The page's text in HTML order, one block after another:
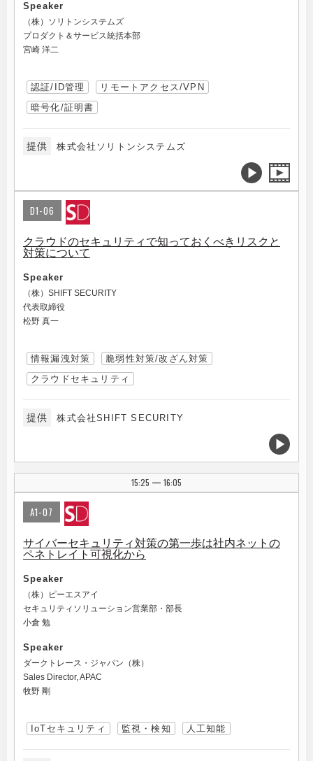
Speaker
（株）ソリトンシステムズ
プロダクト＆サービス統括本部
宮崎 洋二
認証/ID管理
リモートアクセス/VPN
暗号化/証明書
提供 株式会社ソリトンシステムズ
D1-06
クラウドのセキュリティで知っておくべきリスクと
対策について
Speaker
（株）SHIFT SECURITY
代表取締役
松野 真一
情報漏洩対策
脆弱性対策/改ざん対策
クラウドセキュリティ
提供 株式会社SHIFT SECURITY
15:25 | 16:05
A1-07
サイバーセキュリティ対策の第一歩は社内ネットの
ペネトレイト可視化から
Speaker
（株）ピーエスアイ
セキュリティソリューション営業部・部長
小倉 勉
Speaker
ダークトレース・ジャパン（株）
Sales Director, APAC
牧野 剛
IoTセキュリティ 監視・検知 人工知能